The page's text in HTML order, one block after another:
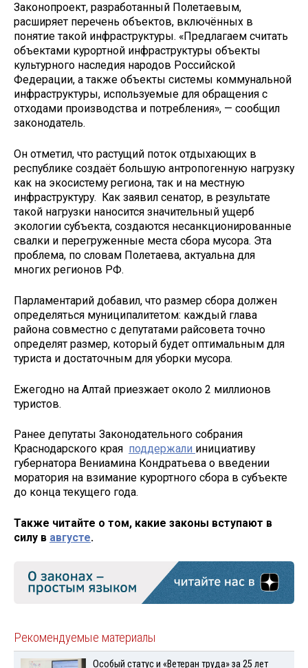
Законопроект, разработанный Полетаевым,
расширяет перечень объектов, включённых в
понятие такой инфраструктуры. «Предлагаем считать
объектами курортной инфраструктуры объекты
культурного наследия народов Российской
Федерации, а также объекты системы коммунальной
инфраструктуры, используемые для обращения с
отходами производства и потребления», — сообщил
законодатель.
Он отметил, что растущий поток отдыхающих в
республике создаёт большую антропогенную нагрузку
как на экосистему региона, так и на местную
инфраструктуру. Как заявил сенатор, в результате
такой нагрузки наносится значительный ущерб
экологии субъекта, создаются несанкционированные
свалки и перегруженные места сбора мусора. Эта
проблема, по словам Полетаева, актуальна для
многих регионов РФ.
Парламентарий добавил, что размер сбора должен
определяться муниципалитетом: каждый глава
района совместно с депутатами райсовета точно
определят размер, который будет оптимальным для
туриста и достаточным для уборки мусора.
Ежегодно на Алтай приезжает около 2 миллионов
туристов.
Ранее депутаты Законодательного собрания
Краснодарского края поддержали инициативу
губернатора Вениамина Кондратьева о введении
моратория на взимание курортного сбора в субъекте
до конца текущего года.
Также читайте о том, какие законы вступают в
силу в августе.
Рекомендуемые материалы
Особый статус и «Ветеран труда» за 25 лет